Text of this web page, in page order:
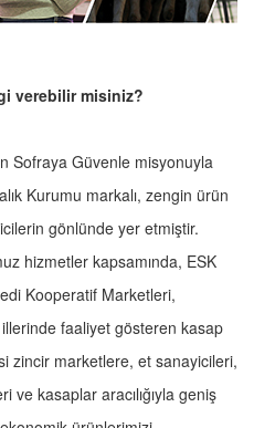
verebilir misiniz?
Sofraya Güvenle misyonuyla
Kurumu markalı, zengin ürün
gönlünde yer etmiştir.
hizmetler kapsamında, ESK
Kooperatif Marketleri,
faaliyet gösteren kasap
zincir marketlere, et sanayicileri,
ve kasaplar aracılığıyla geniş